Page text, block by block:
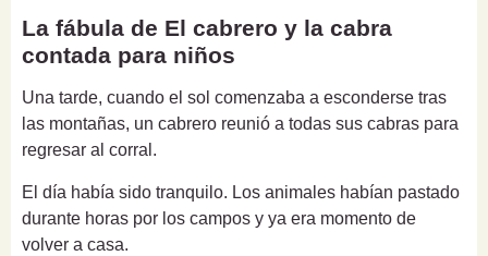
La fábula de El cabrero y la cabra
contada para niños
Una tarde, cuando el sol comenzaba a esconderse tras
las montañas, un cabrero reunió a todas sus cabras para
regresar al corral.
El día había sido tranquilo. Los animales habían pastado
durante horas por los campos y ya era momento de
volver a casa.